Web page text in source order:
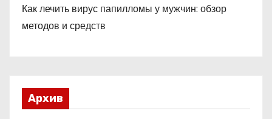
Как лечить вирус папилломы у мужчин: обзор
методов и средств
Архив